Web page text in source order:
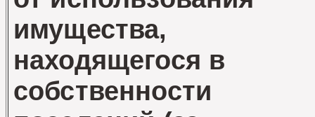
имущества,
находящегося в
собственности